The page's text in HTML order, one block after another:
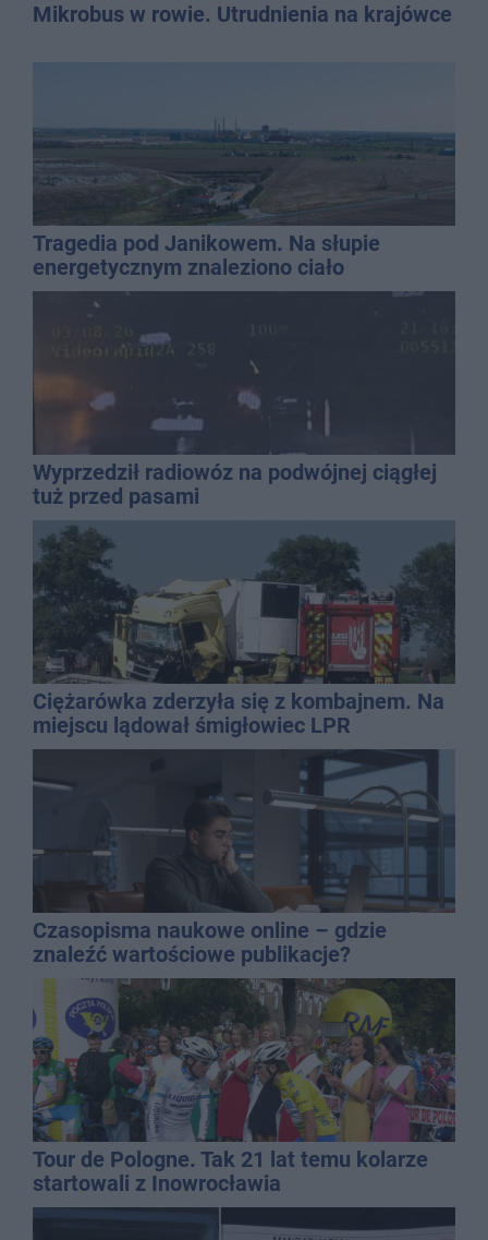
Mikrobus w rowie. Utrudnienia na krajówce
Tragedia pod Janikowem. Na słupie
energetycznym znaleziono ciało
mężczyzny
Wyprzedził radiowóz na podwójnej ciągłej
tuż przed pasami
Ciężarówka zderzyła się z kombajnem. Na
miejscu lądował śmigłowiec LPR
Czasopisma naukowe online – gdzie
znaleźć wartościowe publikacje?
Tour de Pologne. Tak 21 lat temu kolarze
startowali z Inowrocławia